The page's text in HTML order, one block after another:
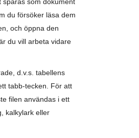
du försöker läsa dem
och öppna den
du vill arbeta vidare
d.v.s. tabellens
tabb-tecken. För att
filen användas i ett
kalkylark eller